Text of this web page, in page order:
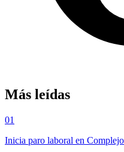
Más leídas
01
Inicia paro laboral en